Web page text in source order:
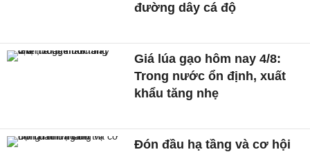
đường dây cá độ
Giá lúa gạo hôm nay 4/8:
Trong nước ổn định, xuất
khẩu tăng nhẹ
Đón đầu hạ tầng và cơ hội